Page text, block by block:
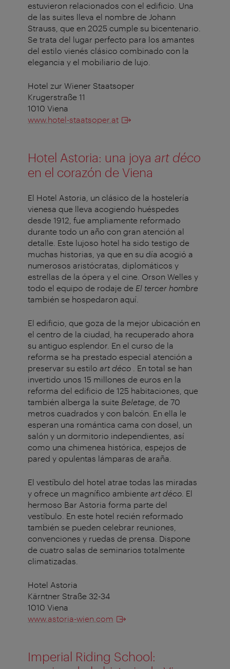
estuvieron relacionados con el edificio. Una
de las suites lleva el nombre de Johann
Strauss, que en 2025 cumple su bicentenario.
Se trata del lugar perfecto para los amantes
del estilo vienés clásico combinado con la
elegancia y el mobiliario de lujo.
Hotel zur Wiener Staatsoper
Krugerstraße 11
1010 Viena
www.hotel-staatsoper.at
Hotel Astoria: una joya art déco
en el corazón de Viena
El Hotel Astoria, un clásico de la hostelería
vienesa que lleva acogiendo huéspedes
desde 1912, fue ampliamente reformado
durante todo un año con gran atención al
detalle. Este lujoso hotel ha sido testigo de
muchas historias, ya que en su día acogió a
numerosos aristócratas, diplomáticos y
estrellas de la ópera y el cine. Orson Welles y
todo el equipo de rodaje de El tercer hombre
también se hospedaron aquí.
El edificio, que goza de la mejor ubicación en
el centro de la ciudad, ha recuperado ahora
su antiguo esplendor. En el curso de la
reforma se ha prestado especial atención a
preservar su estilo art déco . En total se han
invertido unos 15 millones de euros en la
reforma del edificio de 125 habitaciones, que
también alberga la suite Beletage , de 70
metros cuadrados y con balcón. En ella le
esperan una romántica cama con dosel, un
salón y un dormitorio independientes, así
como una chimenea histórica, espejos de
pared y opulentas lámparas de araña.
El vestíbulo del hotel atrae todas las miradas
y ofrece un magnífico ambiente art déco . El
hermoso Bar Astoria forma parte del
vestíbulo. En este hotel recién reformado
también se pueden celebrar reuniones,
convenciones y ruedas de prensa. Dispone
de cuatro salas de seminarios totalmente
climatizadas.
Hotel Astoria
Kärntner Straße 32-34
1010 Viena
www.astoria-wien.com
Imperial Riding School: